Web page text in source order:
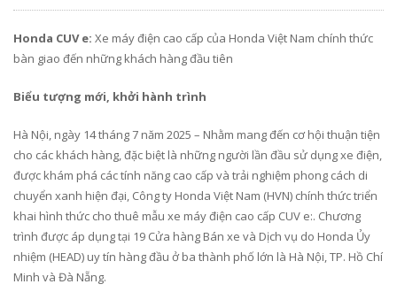
Honda CUV e: Xe máy điện cao cấp của Honda Việt Nam chính thức
bàn giao đến những khách hàng đầu tiên
Biểu tượng mới, khởi hành trình
Hà Nội, ngày 14 tháng 7 năm 2025 – Nhằm mang đến cơ hội thuận tiện
cho các khách hàng, đặc biệt là những người lần đầu sử dụng xe điện,
được khám phá các tính năng cao cấp và trải nghiệm phong cách di
chuyển xanh hiện đại, Công ty Honda Việt Nam (HVN) chính thức triển
khai hình thức cho thuê mẫu xe máy điện cao cấp CUV e:. Chương
trình được áp dụng tại 19 Cửa hàng Bán xe và Dịch vụ do Honda Ủy
nhiệm (HEAD) uy tín hàng đầu ở ba thành phố lớn là Hà Nội, TP. Hồ Chí
Minh và Đà Nẵng.